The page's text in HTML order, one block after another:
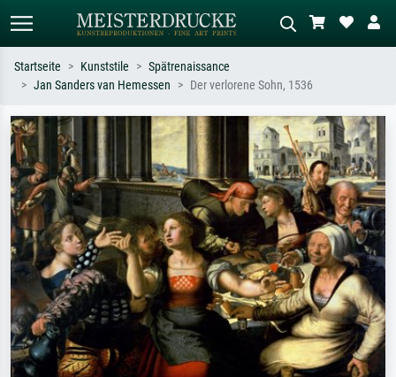
Suchen Sie nach Künstlern, Werktiteln
oder Stilen – z.B. Monet,
Sternennacht, Impressionismus, Welle
Hokusai, Akt.
Beschreiben Sie die Szene – z.B. Grüne
Wiese, Abstrakt mit viel Rot, Dunkles
Ölgemälde, Stehender Akt neben einem
Baum.
Startseite Kunststile
Spätrenaissance
Jan Sanders van Hemessen
Der verlorene Sohn, 1536